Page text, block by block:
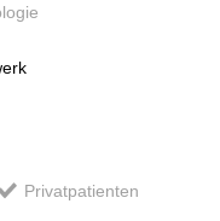
Privatpatienten